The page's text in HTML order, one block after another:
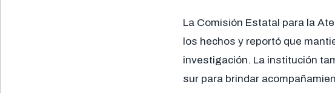
La Comisión Estatal para la
los hechos y reportó que
investigación. La institución
sur para brindar